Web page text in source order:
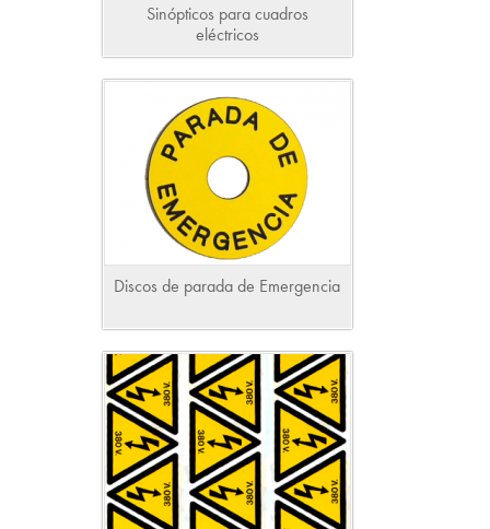
Sinópticos para cuadros
eléctricos
Discos de parada de Emergencia